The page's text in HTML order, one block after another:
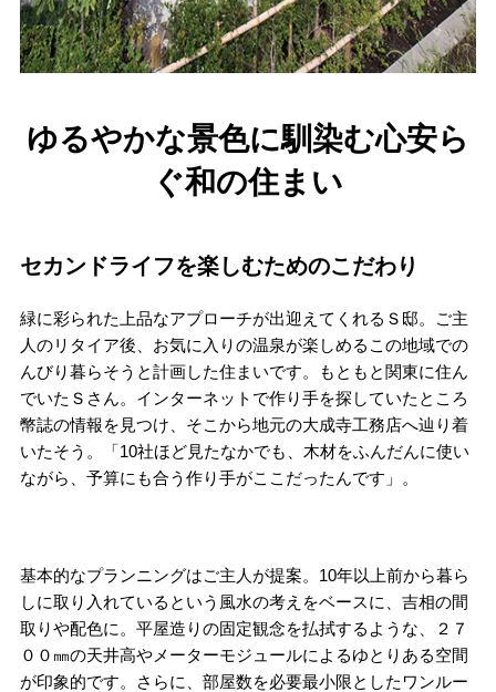
ゆるやかな景色に馴染む心安ら
ぐ和の住まい
セカンドライフを楽しむためのこだわり
緑に彩られた上品なアプローチが出迎えてくれるＳ邸。ご主
人のリタイア後、お気に入りの温泉が楽しめるこの地域での
んびり暮らそうと計画した住まいです。もともと関東に住ん
でいたＳさん。インターネットで作り手を探していたところ
幣誌の情報を見つけ、そこから地元の大成寺工務店へ辿り着
いたそう。「10社ほど見たなかでも、木材をふんだんに使い
ながら、予算にも合う作り手がここだったんです」。
基本的なプランニングはご主人が提案。10年以上前から暮ら
しに取り入れているという風水の考えをベースに、吉相の間
取りや配色に。平屋造りの固定観念を払拭するような、２７
００㎜の天井高やメーターモジュールによるゆとりある空間
が印象的です。さらに、部屋数を必要最小限としたワンルー